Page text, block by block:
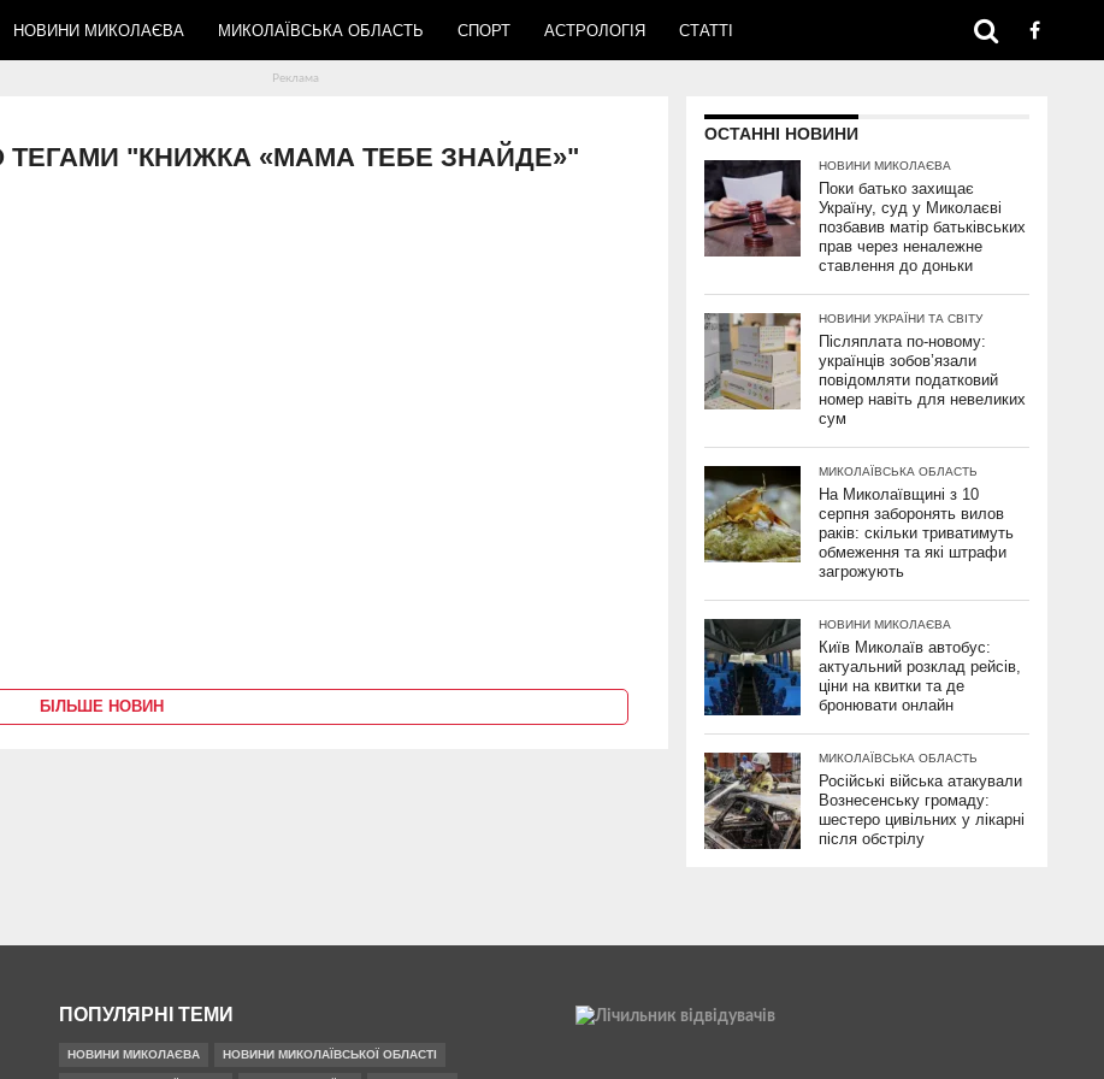
НОВИНИ МИКОЛАЄВА МИКОЛАЇВСЬКА ОБЛАСТЬ СПОРТ АСТРОЛОГІЯ СТАТТІ
ТЕГАМИ "КНИЖКА «МАМА ТЕБЕ ЗНАЙДЕ»"
БІЛЬШЕ НОВИН
ОСТАННІ НОВИНИ
НОВИНИ МИКОЛАЄВА
Поки батько захищає
Україну, суд у Миколаєві
позбавив матір батьківських
прав через неналежне
ставлення до доньки
НОВИНИ УКРАЇНИ ТА СВІТУ
Післяплата по-новому:
українців зобов’язали
повідомляти податковий
номер навіть для невеликих
сум
МИКОЛАЇВСЬКА ОБЛАСТЬ
На Миколаївщині з 10
серпня заборонять вилов
раків: скільки триватимуть
обмеження та які штрафи
загрожують
НОВИНИ МИКОЛАЄВА
Київ Миколаїв автобус:
актуальний розклад рейсів,
ціни на квитки та де
бронювати онлайн
МИКОЛАЇВСЬКА ОБЛАСТЬ
Російські війська атакували
Вознесенську громаду:
шестеро цивільних у лікарні
після обстрілу
ПОПУЛЯРНІ ТЕМИ
НОВИНИ МИКОЛАЄВА НОВИНИ МИКОЛАЇВСЬКОЇ ОБЛАСТІ